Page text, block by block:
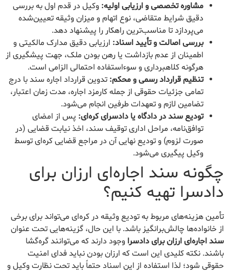
مشاوره تخصصی و ارزیابی اولیه: وکیل در قدم اول به بررسی
دقیق شرایط متقاضی، نوع اتهام و میزان وثیقه تعیین‌شده
می‌پردازد تا مناسب‌ترین راهکار را پیشنهاد دهد.
بررسی اصالت و تأیید اسناد: ارزیابی دقیق مدارک مالکیتی و
اطمینان از عدم بازداشت یا رهن بودن ملک، جهت پیشگیری از
هرگونه کلاهبرداری و سوءاستفاده احتمالی الزامی است.
تنظیم قرارداد رسمی و محکم: تدوین قرارداد اجاره سند با درج
تمامی جزئیات حقوقی از جمله کارمزد اجاره، مدت زمان اعتبار،
تضامین لازم و تعهدات طرفین انجام می‌شود.
تودیع سند در دادگاه یا دادسرای کره‌ای: پس از امضای
توافق‌نامه، مراحل اداری توقیف سند، اخذ نیابت قضایی (در
صورت لزوم) و تودیع نهایی آن در مراجع قضایی کره‌ای توسط
وکیل پیگیری می‌شود.
چگونه سند اجاره‌ای ارزان برای
دادسرا تهیه کنیم؟
تأمین هزینه‌های مربوط به تودیع وثیقه در کره‌ای می‌تواند برای برخی
از خانواده‌ها چالش‌برانگیز باشد. با این حال، گزینه‌هایی تحت عنوان
سند اجاره‌ای ارزان برای دادسرا وجود دارند که می‌توانند گره‌گشا
باشند. نکته کلیدی این است که ارزان بودن نباید فدای امنیت
حقوقی شود؛ لذا استفاده از این اسناد حتماً باید تحت نظارت وکیل و